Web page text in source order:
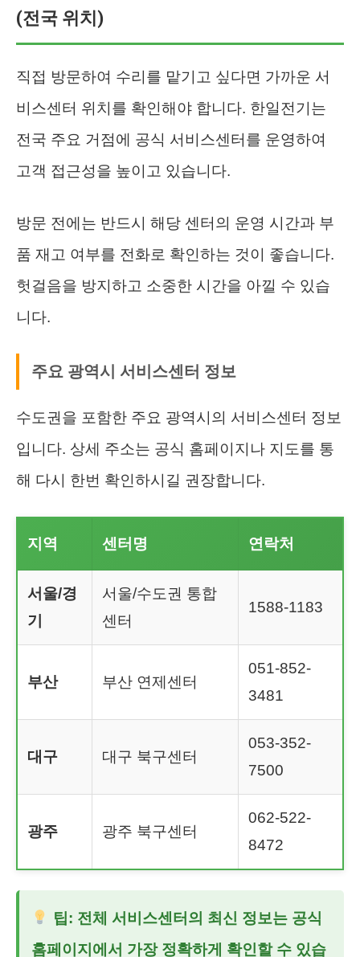
(전국 위치)
직접 방문하여 수리를 맡기고 싶다면 가까운 서
비스센터 위치를 확인해야 합니다. 한일전기는
전국 주요 거점에 공식 서비스센터를 운영하여
고객 접근성을 높이고 있습니다.
방문 전에는 반드시 해당 센터의 운영 시간과 부
품 재고 여부를 전화로 확인하는 것이 좋습니다.
헛걸음을 방지하고 소중한 시간을 아낄 수 있습
니다.
주요 광역시 서비스센터 정보
수도권을 포함한 주요 광역시의 서비스센터 정보
입니다. 상세 주소는 공식 홈페이지나 지도를 통
해 다시 한번 확인하시길 권장합니다.
지역 센터명 연락처
서울/경
기
서울/수도권 통합
센터
1588-1183
부산 부산 연제센터
051-852-
3481
대구 대구 북구센터
053-352-
7500
광주 광주 북구센터
062-522-
8472
팁: 전체 서비스센터의 최신 정보는 공식
홈페이지에서 가장 정확하게 확인할 수 있습